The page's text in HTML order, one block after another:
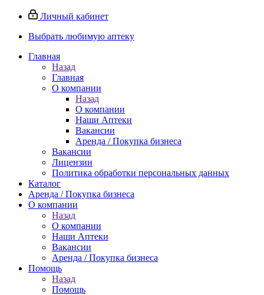
Личный кабинет
Выбрать любимую аптеку
Главная
Назад
Главная
О компании
Назад
О компании
Наши Аптеки
Вакансии
Аренда / Покупка бизнеса
Вакансии
Лицензии
Политика обработки персональных данных
Каталог
Аренда / Покупка бизнеса
О компании
Назад
О компании
Наши Аптеки
Вакансии
Аренда / Покупка бизнеса
Помощь
Назад
Помощь